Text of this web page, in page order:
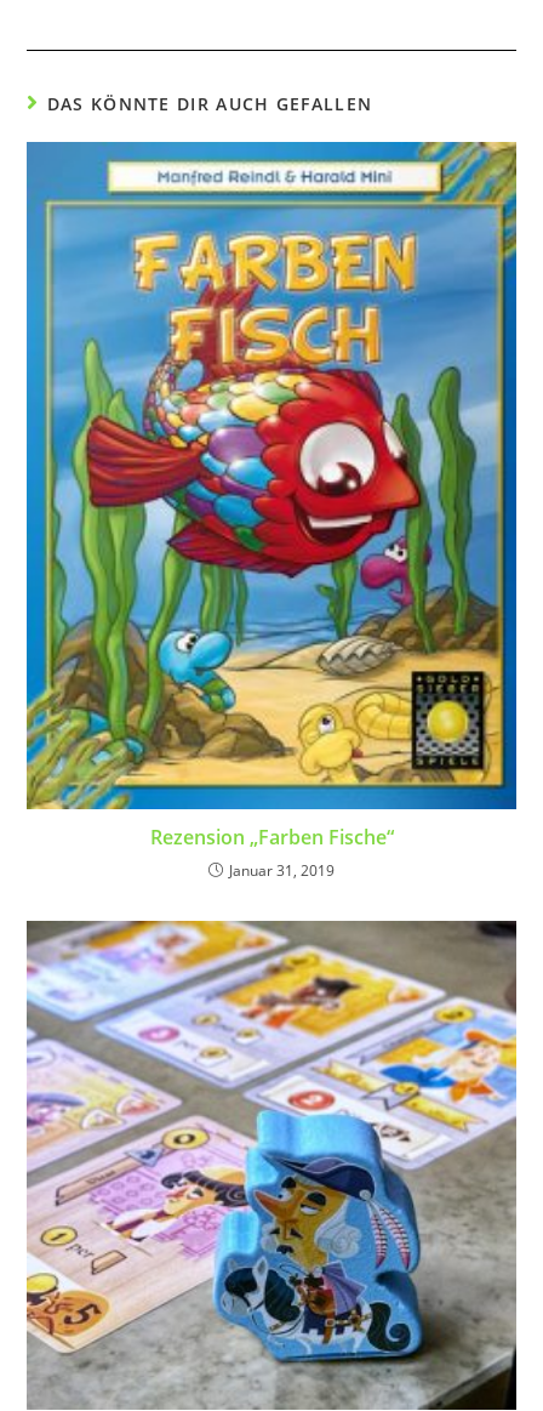
DAS KÖNNTE DIR AUCH GEFALLEN
Rezension „Farben Fische“
Januar 31, 2019